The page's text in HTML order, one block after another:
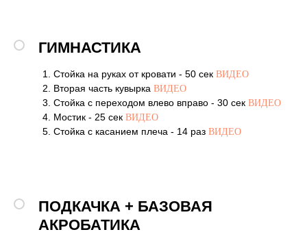
ГИМНАСТИКА
Стойка на руках от кровати - 50 сек ВИДЕО
Вторая часть кувырка ВИДЕО
Стойка с переходом влево вправо - 30 сек ВИДЕО
Мостик - 25 сек ВИДЕО
Стойка с касанием плеча - 14 раз ВИДЕО
ПОДКАЧКА + БАЗОВАЯ
АКРОБАТИКА